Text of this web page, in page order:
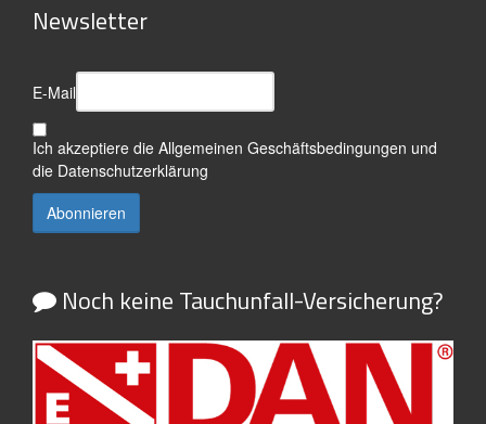
Newsletter
E-Mail
Ich akzeptiere die Allgemeinen Geschäftsbedingungen und
die Datenschutzerklärung
Noch keine Tauchunfall-Versicherung?